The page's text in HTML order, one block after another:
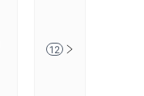
Bu aracı
12